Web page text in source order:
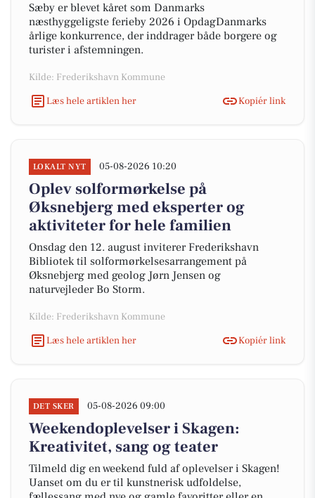
Sæby er blevet kåret som Danmarks
næsthyggeligste ferieby 2026 i OpdagDanmarks
årlige konkurrence, der inddrager både borgere og
turister i afstemningen.
Kilde: Frederikshavn Kommune
Læs hele artiklen her
Kopiér link
LOKALT NYT 05-08-2026 10:20
Oplev solformørkelse på
Øksnebjerg med eksperter og
aktiviteter for hele familien
Onsdag den 12. august inviterer Frederikshavn
Bibliotek til solformørkelsesarrangement på
Øksnebjerg med geolog Jørn Jensen og
naturvejleder Bo Storm.
Kilde: Frederikshavn Kommune
Læs hele artiklen her
Kopiér link
DET SKER 05-08-2026 09:00
Weekendoplevelser i Skagen:
Kreativitet, sang og teater
Tilmeld dig en weekend fuld af oplevelser i Skagen!
Uanset om du er til kunstnerisk udfoldelse,